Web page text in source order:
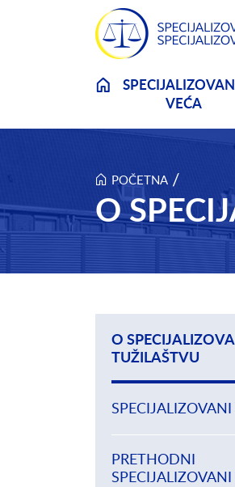
Skip to main content
VEĆA
POČETNA /
O
O
TUŽILAŠTVU
PRETHODNI